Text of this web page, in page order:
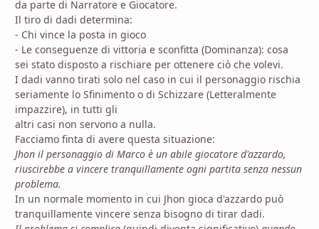
da parte di Narratore e Giocatore.
Il tiro di dadi determina:
- Chi vince la posta in gioco
- Le conseguenze di vittoria e sconfitta (Dominanza): cosa
sei stato disposto a rischiare per ottenere ciò che volevi.
I dadi vanno tirati solo nel caso in cui il personaggio rischia
seriamente lo Sfinimento o di Schizzare (Letteralmente
impazzire), in tutti gli
altri casi non servono a nulla.
Facciamo finta di avere questa situazione:
Jhon il personaggio di Marco è un abile giocatore d'azzardo,
riuscirebbe a vincere tranquillamente ogni partita senza nessun
problema.
In un normale momento in cui Jhon gioca d'azzardo può
tranquillamente vincere senza bisogno di tirar dadi.